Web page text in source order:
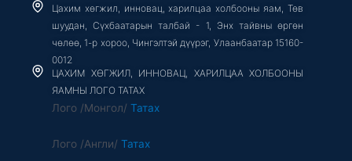
Цахим хөгжил, инновац, харилцаа холбооны яам, Төв
шуудан, Сүхбаатарын талбай - 1, Энх тайвны өргөн
чөлөө, 1-р хороо, Чингэлтэй дүүрэг, Улаанбаатар 15160-
0012
ЦАХИМ ХӨГЖИЛ, ИННОВАЦ, ХАРИЛЦАА ХОЛБООНЫ
ЯАМНЫ ЛОГО ТАТАХ
Лого /Монгол/ Татах
Лого /Англи/ Татах